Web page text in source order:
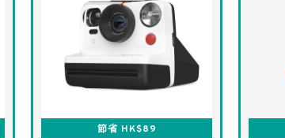
節省 HK$89